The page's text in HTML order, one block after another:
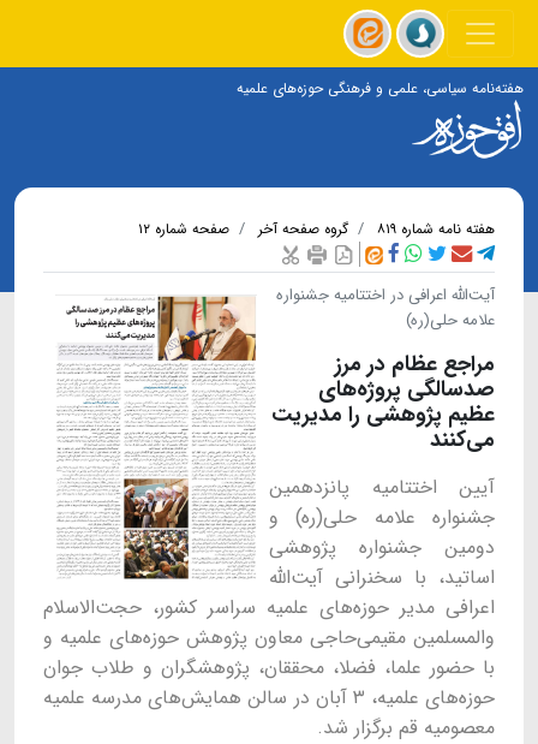
هفته‌نامه سیاسی، علمی و فرهنگی حوزه‌های علمیه
هفته نامه شماره ۸۱۹ گروه صفحه آخر صفحه شماره ۱۲
آیت‌الله اعرافی در اختتامیه جشنواره
علامه حلی(ره)
مراجع عظام در مرز
صدسالگی پروژه‌های
عظیم پژوهشی را مدیریت
می‌کنند
آیین اختتامیه پانزدهمین
جشنواره علامه حلی(ره) و
دومین جشنواره پژوهشی
اساتید، با سخنرانی آیت‌الله
اعرافی مدیر حوزه‌های علمیه سراسر کشور، حجت‌الاسلام
والمسلمین مقیمی‌حاجی معاون پژوهش حوزه‌های علمیه و
با حضور علما، فضلا، محققان، پژوهشگران و طلاب جوان
حوزه‌های علمیه، ۳ آبان در سالن همایش‌های مدرسه علمیه
معصومیه قم برگزار شد.